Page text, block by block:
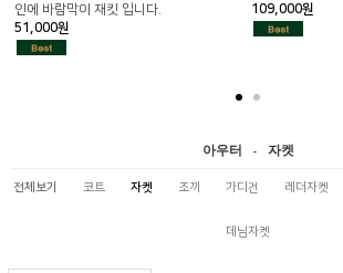
인에 바람막이 재킷 입니다.
51,000원
109,000원
아우터 - 자켓
전체보기 코트 자켓 조끼 가디건 레더자켓
데님자켓